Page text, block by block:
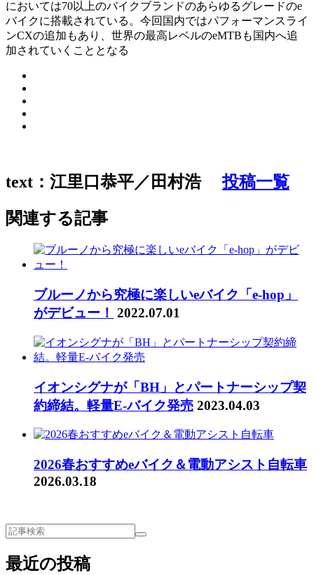
においては70以上のバイクブランドのあらゆるグレードのe
バイクに搭載されている。今回国内ではパフォーマンスライ
ンCXの追加もあり、世界の最高レベルのeMTBも国内へ追
加されていくこととなる
text：江里口恭平／田村浩投稿一覧
関連する記事
ブルーノから究極に楽しいeバイク「e-hop」
がデビュー！ 2022.07.01
イオンシグナが「BH」とパートナーシップ契
約締結。軽量E-バイク発売 2023.04.03
2026春おすすめeバイク＆電動アシスト自転車
2026.03.18
最近の投稿